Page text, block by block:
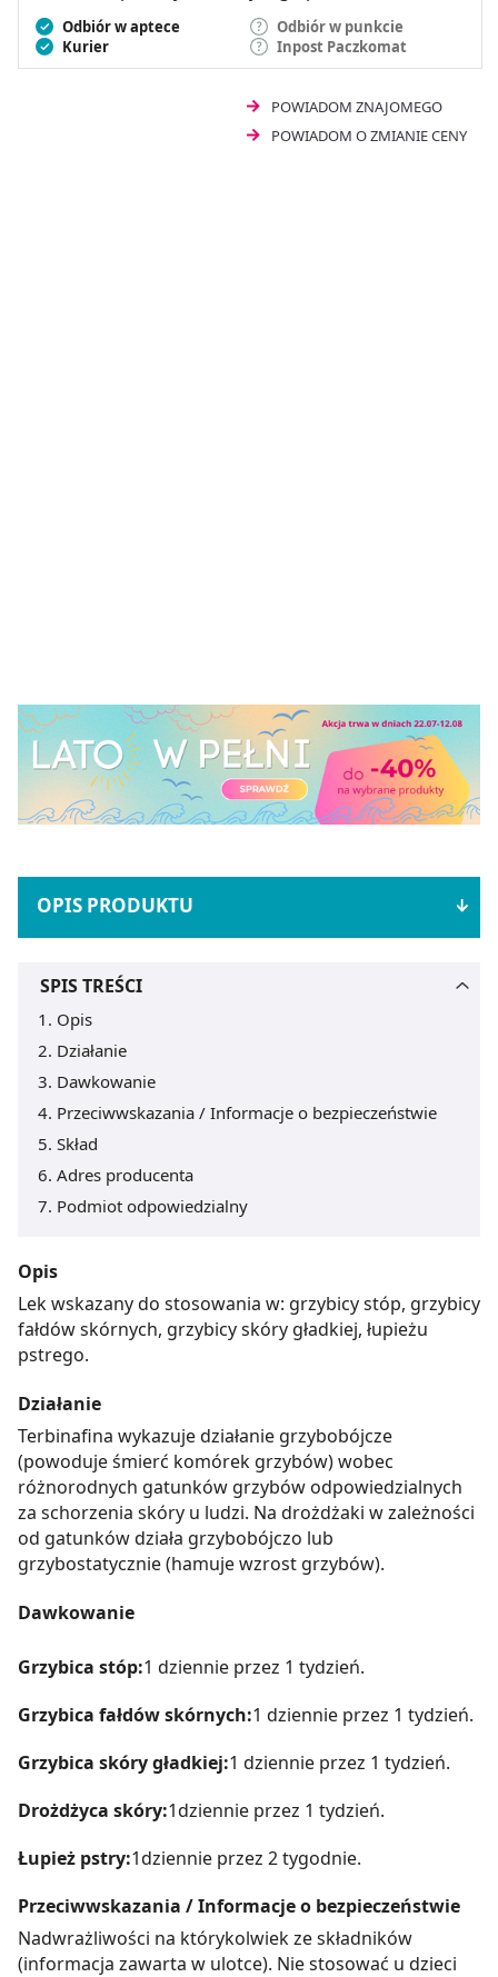
Odbiór w aptece
Odbiór w punkcie
Kurier
Inpost Paczkomat
POWIADOM ZNAJOMEGO
POWIADOM O ZMIANIE CENY
OPIS PRODUKTU
SPIS TREŚCI
Opis
Działanie
Dawkowanie
Przeciwwskazania / Informacje o bezpieczeństwie
Skład
Adres producenta
Podmiot odpowiedzialny
Opis
Lek wskazany do stosowania w: grzybicy stóp, grzybicy
fałdów skórnych, grzybicy skóry gładkiej, łupieżu
pstrego.
Działanie
Terbinafina wykazuje działanie grzybobójcze
(powoduje śmierć komórek grzybów) wobec
różnorodnych gatunków grzybów odpowiedzialnych
za schorzenia skóry u ludzi. Na drożdżaki w zależności
od gatunków działa grzybobójczo lub
grzybostatycznie (hamuje wzrost grzybów).
Dawkowanie
Grzybica stóp:1 dziennie przez 1 tydzień.
Grzybica fałdów skórnych:1 dziennie przez 1 tydzień.
Grzybica skóry gładkiej:1 dziennie przez 1 tydzień.
Drożdżyca skóry:1dziennie przez 1 tydzień.
Łupież pstry:1dziennie przez 2 tygodnie.
Przeciwwskazania / Informacje o bezpieczeństwie
Nadwrażliwości na którykolwiek ze składników
(informacja zawarta w ulotce). Nie stosować u dzieci